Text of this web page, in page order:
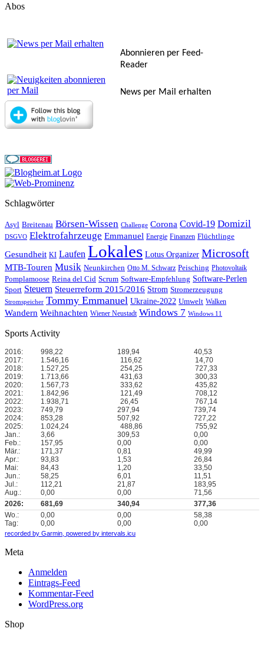
Abos
Abonnieren per Feed-
Reader
News per Mail erhalten
Schlagwörter
Asyl Breitenau Börsen-Wissen Challenge Corona Covid-19 Domizil
DSGVO Elektrofahrzeuge Emmanuel Energie Finanzen Flüchtlinge
Gesundheit KI Laufen Lokales Lotus Organizer Microsoft
MTB-Touren Musik Neunkirchen Otto M. Schwarz Peisching Photovoltaik
Pomplamoose Reina del Cid Scrum Software-Empfehlung Software-Perlen
Sport Steuern Steuerreform 2015/2016 Strom Stromerzeugung
Stromspeicher Tommy Emmanuel Ukraine-2022 Umwelt Walken
Wandern Weihnachten Wiener Neustadt Windows 7 Windows 11
Sports Activity
2016: 998,22 189,94
40,53
2017:
1.546,16 116,62
14,70
2018:
1.527,25 254,25
727,33
2019:
1.713,66 431,63
300,33
2020:
1.567,73 333,62
435,82
2021:
1.842,96 121,49
708,12
2022:
1.938,71 26,45
767,14
2023:
749,79 297,94
739,74
2024:
853,28 507,92
727,22
2025:
1.024,24 488,86
755,92
Jan.:
3,66 309,53
0,00
Feb.:
157,95 0,00
0,00
Mär.:
171,37 0,81
49,99
Apr.:
93,83 1,53
26,84
Mai:
84,43 1,20
33,50
Jun.:
58,25 6,01
11,51
Jul.:
112,21 21,87
183,95
Aug.:
0,00 0,00
71,56
2026:
681,69 340,94
377,36
Wo.:
0,00 0,00
58,38
Tag:
0,00 0,00 0,00
recorded by Garmin, powered by intervals.icu
Meta
Anmelden
Eintrags-Feed
Kommentar-Feed
WordPress.org
Shop